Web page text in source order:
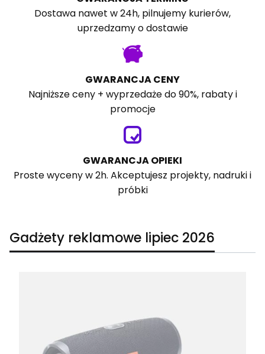
Dostawa nawet w 24h, pilnujemy kurierów,
uprzedzamy o dostawie
GWARANCJA CENY
Najniższe ceny + wyprzedaże do 90%, rabaty i
promocje
GWARANCJA OPIEKI
Proste wyceny w 2h. Akceptujesz projekty, nadruki i
próbki
Gadżety reklamowe lipiec 2026